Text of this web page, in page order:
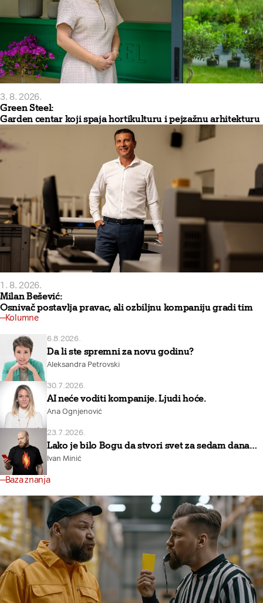
3. 8. 2026.
Green Steel:
Garden centar koji spaja hortikulturu i pejzažnu arhitekturu
1. 8. 2026.
Milan Bešević:
Osnivač postavlja pravac, ali ozbiljnu kompaniju gradi tim
Kolumne
6.8.2026.
Da li ste spremni za novu godinu?
Aleksandra Petrovski
30.7.2026.
AI neće voditi kompanije. Ljudi hoće.
Ana Ognjenović
23.7.2026.
Lako je bilo Bogu da stvori svet za sedam dana…
Ivan Minić
Baza znanja